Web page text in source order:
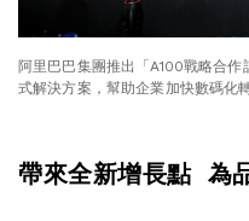
阿里巴巴集團推出「A100戰略合
式解決方案，幫助企業加快數碼化轉
帶來全新增長點 為